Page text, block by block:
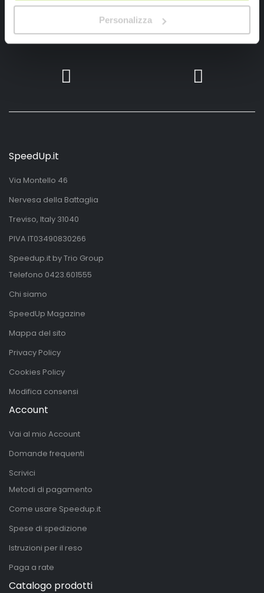
Personalizza
Segui SPEEDUP.IT
SpeedUp.it
Via Montello 46
Nervesa della Battaglia
Treviso, Italy 31040
PIVA IT03490830266
Speedup.it by Trio Group
Telefono 0423.601555
Chi siamo
SpeedUp Magazine
Mappa del sito
Privacy Policy
Cookies Policy
Modifica consensi
Account
Vai al mio Account
Domande frequenti
Scrivici
Metodi di pagamento
Come usare Speedup.it
Spese di spedizione
Istruzioni per il reso
Paga a rate
Catalogo prodotti